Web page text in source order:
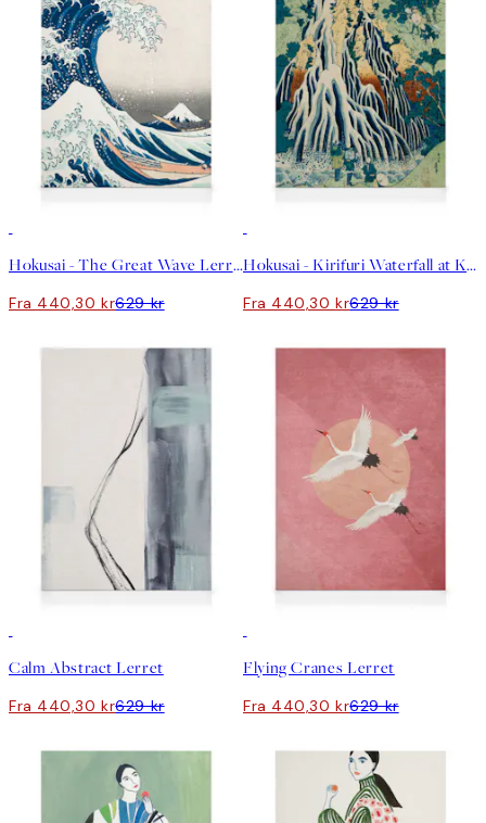
Hokusai - The Great Wave Lerret
Fra 440,30 kr629 kr
Hokusai - Kirifuri Waterfall at Kurokami Mountain Lerret
Fra 440,30 kr629 kr
Calm Abstract Lerret
Fra 440,30 kr629 kr
Flying Cranes Lerret
Fra 440,30 kr629 kr